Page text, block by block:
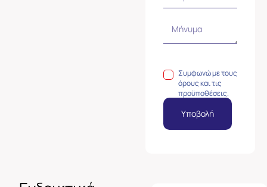
Συμφωνώ με τους
όρους και τις
προϋποθέσεις.
Υποβολή